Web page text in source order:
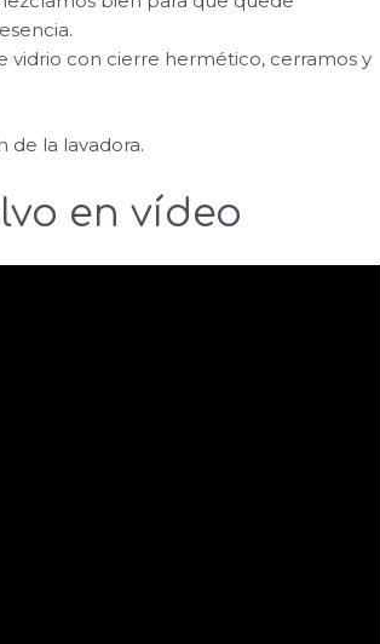
con cierre hermético, cerramos y
de la lavadora.
en vídeo